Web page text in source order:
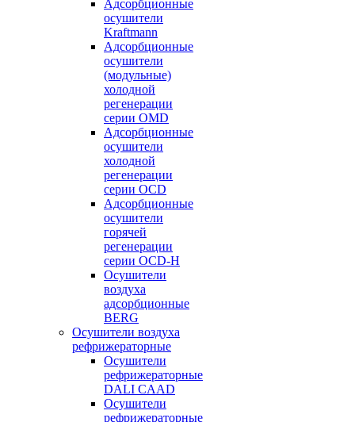
Адсорбционные
осушители
Kraftmann
Адсорбционные
осушители
(модульные)
холодной
регенерации
серии OMD
Адсорбционные
осушители
холодной
регенерации
серии OCD
Адсорбционные
осушители
горячей
регенерации
серии OСD-H
Осушители
воздуха
адсорбционные
BERG
Осушители воздуха
рефрижераторные
Осушители
рефрижераторные
DALI CAAD
Осушители
рефрижераторные